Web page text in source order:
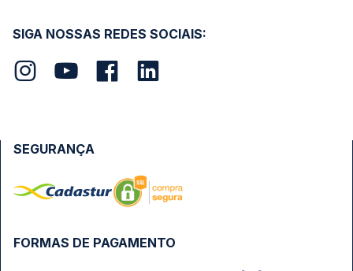
SIGA NOSSAS REDES SOCIAIS:
FORMAS DE PAGAMENTO
SEGURANÇA